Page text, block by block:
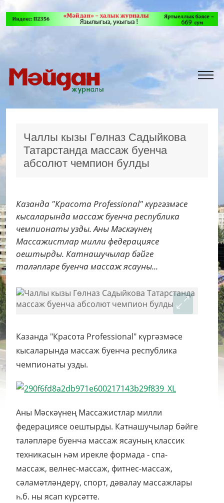
Чаллы кызы Гөлназ Садыйкова
Татарстанда массаж буенча
абсолют чемпион булды
Казанда "Красота Professional" күргәзмәсе
кысаларында массаж буенча республика
чемпионаты узды. Аны Мәскәүнең
Массажистлар милли федерациясе
оештырды. Катнашучылар бәйге
таләпләре буенча массаж ясауны...
Казанда "Красота Professional" күргәзмәсе
кысаларында массаж буенча республика
чемпионаты узды.
Аны Мәскәүнең Массажистлар милли
федерациясе оештырды. Катнашучылар бәйге
таләпләре буенча массаж ясауның классик
техникасын һәм ирекле формада - спа-
массаж, велнес-массаж, фитнес-массаж,
сәламәтләндерү, спорт, дәвалау массажлары
һ.б. ны ясап күрсәтте.